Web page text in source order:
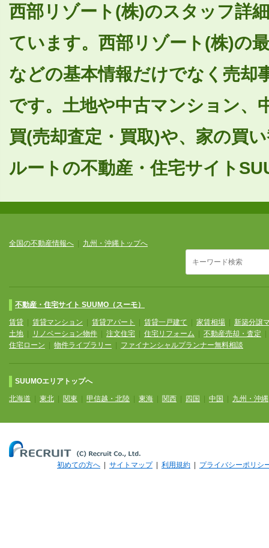
西部リゾート(株)のスタッフ詳
ています。西部リゾート(株)の
などの基本情報だけでなく売却
です。土地や中古マンション、
買(売却査定・買取)や、家の買
ルートの不動産・住宅サイト
全国の不動産情報へ 九州・沖縄トップへ
不動産・住宅サイト SUUMO（スーモ）
賃貸 賃貸マンション 賃貸アパート 賃貸一戸建て 家賃相場
新築分譲
土地
リノベーション物件 注文住宅 住宅リフォーム 不動産売却・査定
住宅ローン
物件ライブラリー ファイナンシャルプランナー無料相談
SUUMOエリアトップへ
北海道 東北 関東 甲信越・北陸 東海 関西 四国 中国 九州・沖縄
初めての方へ サイトマップ| 利用規約 プライバシーポリシ